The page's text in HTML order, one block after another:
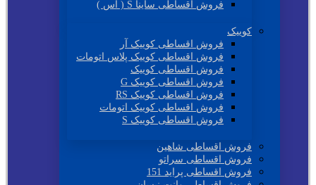
فروش اقساطی ساینا S ( اس )
کوییک
فروش اقساطی کوییک آر
فروش اقساطی کوییک پلاس اتومات
فروش اقساطی کوییک
فروش اقساطی کوییک G
فروش اقساطی کوییک RS
فروش اقساطی کوییک اتومات
فروش اقساطی کوییک S
فروش اقساطی شاهین
فروش اقساطی سراتو
فروش اقساطی پراید 151